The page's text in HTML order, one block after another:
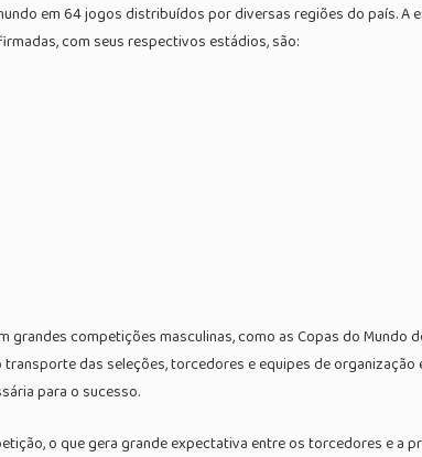
em 64 jogos distribuídos por diversas regiões do país.
com seus respectivos estádios, são:
competições masculinas, como as Copas do Mundo
das seleções, torcedores e equipes de
para o sucesso.
o que gera grande expectativa entre os torcedores e a